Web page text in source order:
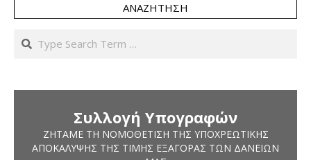
ΑΝΑΖΉΤΗΣΗ
Search
Συλλογή Υπογραφών
ΖΗΤΆΜΕ ΤΗ ΝΟΜΟΘΈΤΙΣΗ ΤΗΣ ΥΠΟΧΡΕΩΤΙΚΉΣ
ΑΠΟΚΆΛΥΨΗΣ ΤΗΣ ΤΙΜΉΣ ΕΞΑΓΟΡΆΣ ΤΩΝ ΔΑΝΕΊΩΝ